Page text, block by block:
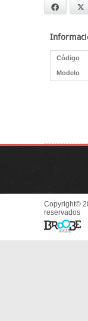
Facebook
Código
Modelo
Copyright©
reservados